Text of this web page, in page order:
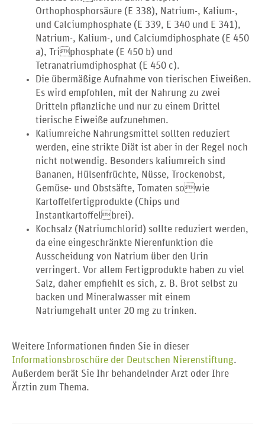
Orthophosphorsäure (E 338), Natrium-, Kalium-,
und Calciumphosphate (E 339, E 340 und E 341),
Natrium-, Kalium-, und Calciumdiphosphate (E 450
a), Triphosphate (E 450 b) und
Tetranatriumdiphosphat (E 450 c).
Die übermäßige Aufnahme von tierischen Eiweißen.
Es wird empfohlen, mit der Nahrung zu zwei
Dritteln pflanzliche und nur zu einem Drittel
tierische Eiweiße aufzunehmen.
Kaliumreiche Nahrungsmittel sollten reduziert
werden, eine strikte Diät ist aber in der Regel noch
nicht notwendig. Besonders kaliumreich sind
Bananen, Hülsenfrüchte, Nüsse, Trockenobst,
Gemüse- und Obstsäfte, Tomaten sowie
Kartoffelfertigprodukte (Chips und
Instantkartoffelbrei).
Kochsalz (Natriumchlorid) sollte reduziert werden,
da eine eingeschränkte Nierenfunktion die
Ausscheidung von Natrium über den Urin
verringert. Vor allem Fertigprodukte haben zu viel
Salz, daher empfiehlt es sich, z. B. Brot selbst zu
backen und Mineralwasser mit einem
Natriumgehalt unter 20 mg zu trinken.
Weitere Informationen finden Sie in dieser
Informationsbroschüre der Deutschen Nierenstiftung.
Außerdem berät Sie Ihr behandelnder Arzt oder Ihre
Ärztin zum Thema.